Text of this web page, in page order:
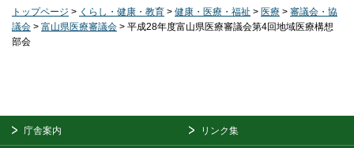
トップページ > くらし・健康・教育 > 健康・医療・福祉 > 医療 > 審議会・協
議会 > 富山県医療審議会 > 平成28年度富山県医療審議会第4回地域医療構想
部会
庁舎案内 リンク集